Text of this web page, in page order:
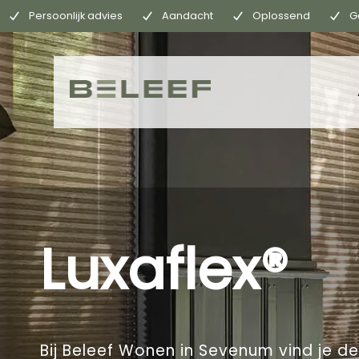
Persoonlijk advies Aandacht Oplossend
Luxaflex®
Bij Beleef Wonen in Sevenum vind je